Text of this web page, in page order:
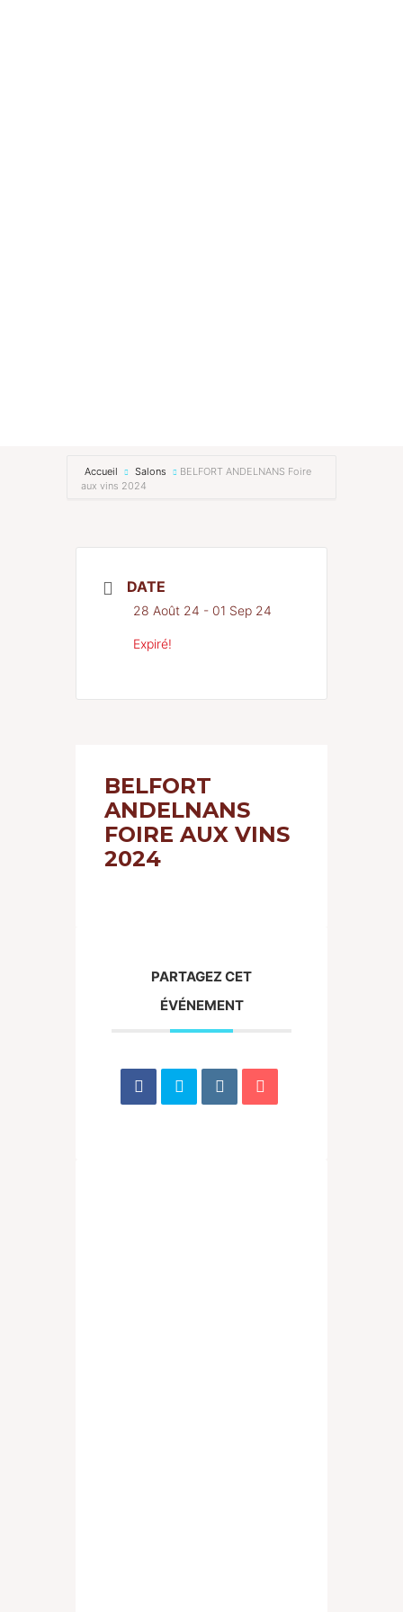
Accueil Salons
BELFORT ANDELNANS Foire
aux vins 2024
DATE
28 Août 24 - 01 Sep 24
Expiré!
BELFORT
ANDELNANS
FOIRE AUX VINS
2024
PARTAGEZ CET
ÉVÉNEMENT